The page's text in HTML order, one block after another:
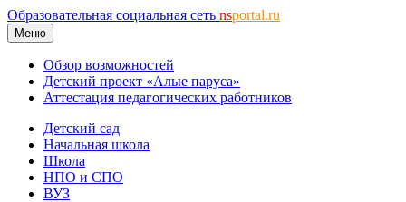
Образовательная социальная сеть nsportal.ru
Меню
Обзор возможностей
Детский проект «Алые паруса»
Аттестация педагогических работников
Детский сад
Начальная школа
Школа
НПО и СПО
ВУЗ